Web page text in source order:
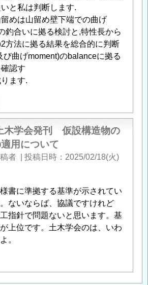
と私は判断します.
めは山留め壁下端での曲げ
釣合いに拠る検討と,特性長から
方法に拠る結果を総合的に判断
び曲げmoment)のbalanceに拠る
認す
ます.
木学会発刊 仮設構造物の
用について
者 投稿日時
2025/02/18(火)
書に準拠する基準が示されてい
ないならば、協議ですけれど
指針で問題ないと思います。基
上位です。土木学会のは、いわ
。